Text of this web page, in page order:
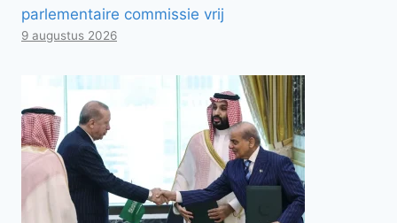
parlementaire commissie vrij
9 augustus 2026